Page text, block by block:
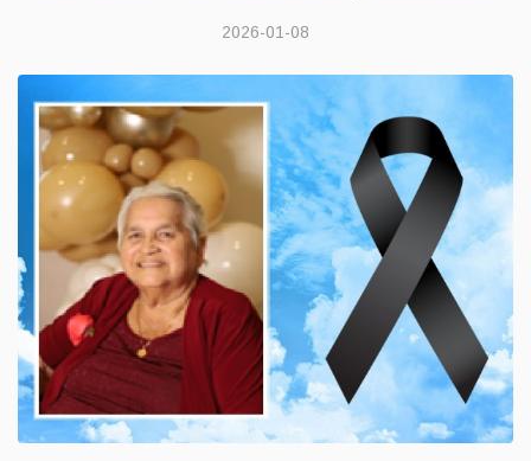
2026-01-08